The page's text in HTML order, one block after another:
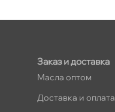
Заказ и доставка
Масла оптом
Доставка и оплата